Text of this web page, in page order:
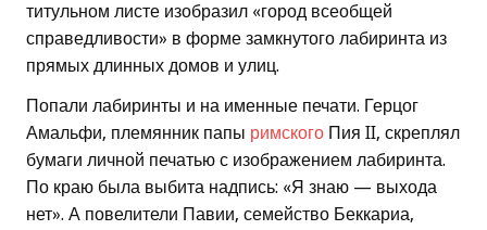
титульном листе изобразил «город всеобщей
справедливости» в форме замкнутого лабиринта из
прямых длинных домов и улиц.
Попали лабиринты и на именные печати. Герцог
Амальфи, племянник папы римского Пия II, скреплял
бумаги личной печатью с изображением лабиринта.
По краю была выбита надпись: «Я знаю — выхода
нет». А повелители Павии, семейство Беккариа,